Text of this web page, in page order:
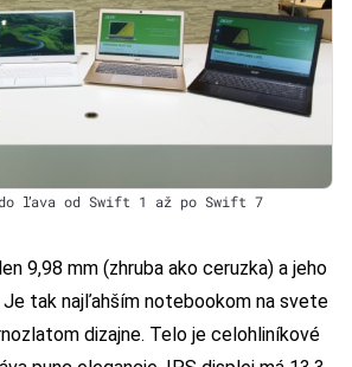
ľava od Swift 1 až po Swift 7
9,98 mm (zhruba ako ceruzka) a jeho
tak najľahším notebookom na svete
dizajne. Telo je celohliníkové